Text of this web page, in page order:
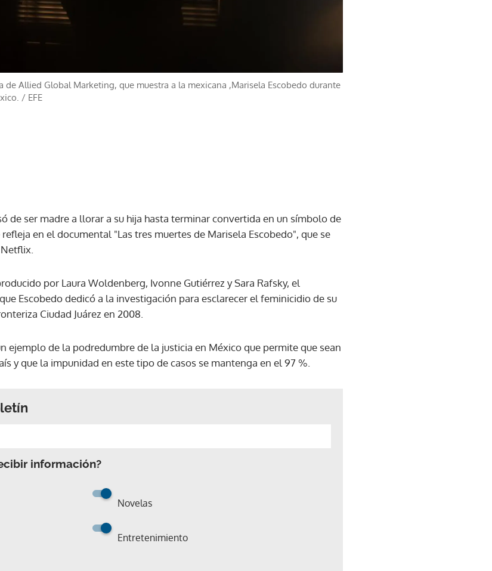
de Allied Global Marketing, que muestra a la mexicana ,Marisela Escobedo durante
/ EFE
de ser madre a llorar a su hija hasta terminar convertida en un símbolo de
en el documental "Las tres muertes de Marisela Escobedo", que se
por Laura Woldenberg, Ivonne Gutiérrez y Sara Rafsky, el
Escobedo dedicó a la investigación para esclarecer el feminicidio de su
Ciudad Juárez en 2008.
ejemplo de la podredumbre de la justicia en México que permite que sean
y que la impunidad en este tipo de casos se mantenga en el 97 %.
información?
Novelas
Entretenimiento